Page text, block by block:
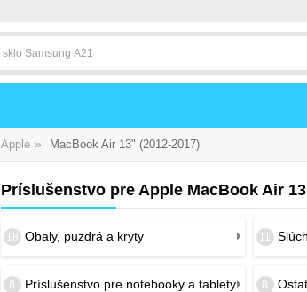
Apple » MacBook Air 13" (2012-2017)
Príslušenstvo pre Apple MacBook Air
18 Obaly, puzdrá a kryty 11
8 Príslušenstvo pre notebooky a tablety 8